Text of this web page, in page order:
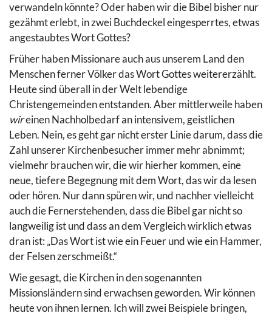
verwandeln könnte? Oder haben wir die Bibel bisher nur
gezähmt erlebt, in zwei Buchdeckel eingesperrtes, etwas
angestaubtes Wort Gottes?
Früher haben Missionare auch aus unserem Land den
Menschen ferner Völker das Wort Gottes weitererzählt.
Heute sind überall in der Welt lebendige
Christengemeinden entstanden. Aber mittlerweile haben
wireinen Nachholbedarf an intensivem, geistlichen
Leben. Nein, es geht gar nicht erster Linie darum, dass die
Zahl unserer Kirchenbesucher immer mehr abnimmt;
vielmehr brauchen wir, die wir hierher kommen, eine
neue, tiefere Begegnung mit dem Wort, das wir da lesen
oder hören. Nur dann spüren wir, und nachher vielleicht
auch die Fernerstehenden, dass die Bibel gar nicht so
langweilig ist und dass an dem Vergleich wirklich etwas
dran ist: „Das Wort ist wie ein Feuer und wie ein Hammer,
der Felsen zerschmeißt.“
Wie gesagt, die Kirchen in den sogenannten
Missionsländern sind erwachsen geworden. Wir können
heute von ihnen lernen. Ich will zwei Beispiele bringen,